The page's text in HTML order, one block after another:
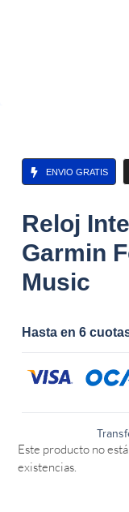
ENVIO GRATIS
Reloj
Garmin
Music
Hasta en 6
Este producto no
existencias.